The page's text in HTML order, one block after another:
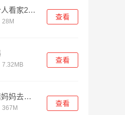
和妹妹两个人看家2中文版
28M
查看
7.32MB
查看
我和朋友陪妈妈去露营2024汉化版
367M
查看